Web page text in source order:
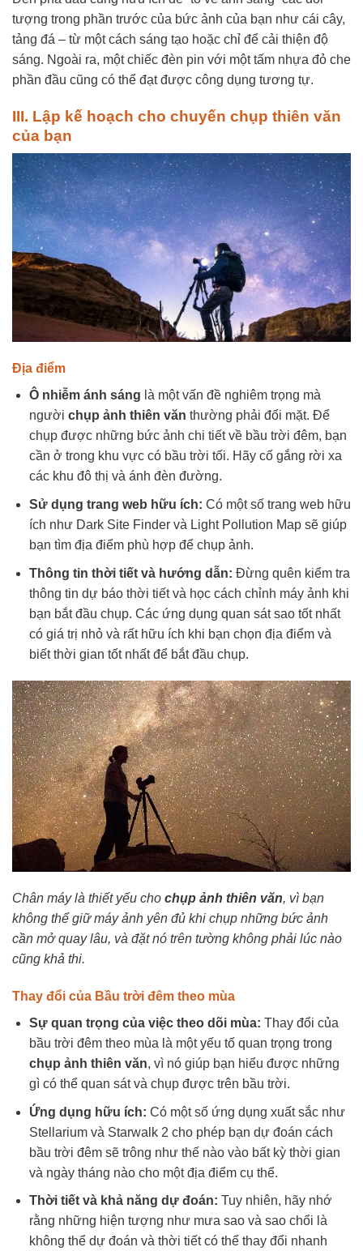
tượng trong phần trước của bức ảnh của bạn như cái cây,
tảng đá – từ một cách sáng tạo hoặc chỉ để cải thiện độ
sáng. Ngoài ra, một chiếc đèn pin với một tấm nhựa đỏ che
phần đầu cũng có thể đạt được công dụng tương tự.
III. Lập kế hoạch cho chuyến chụp thiên văn
của bạn
Địa điểm
Ô nhiễm ánh sáng là một vấn đề nghiêm trọng mà
người chụp ảnh thiên văn thường phải đối mặt. Để
chụp được những bức ảnh chi tiết về bầu trời đêm, bạn
cần ở trong khu vực có bầu trời tối. Hãy cố gắng rời xa
các khu đô thị và ánh đèn đường.
Sử dụng trang web hữu ích: Có một số trang web hữu
ích như Dark Site Finder và Light Pollution Map sẽ giúp
bạn tìm địa điểm phù hợp để chụp ảnh.
Thông tin thời tiết và hướng dẫn: Đừng quên kiểm tra
thông tin dự báo thời tiết và học cách chỉnh máy ảnh khi
bạn bắt đầu chụp. Các ứng dụng quan sát sao tốt nhất
có giá trị nhỏ và rất hữu ích khi bạn chọn địa điểm và
biết thời gian tốt nhất để bắt đầu chụp.
Chân máy là thiết yếu cho chụp ảnh thiên văn, vì bạn
không thể giữ máy ảnh yên đủ khi chụp những bức ảnh
cần mở quay lâu, và đặt nó trên tường không phải lúc nào
cũng khả thi.
Thay đổi của Bầu trời đêm theo mùa
Sự quan trọng của việc theo dõi mùa: Thay đổi của
bầu trời đêm theo mùa là một yếu tố quan trọng trong
chụp ảnh thiên văn, vì nó giúp bạn hiểu được những
gì có thể quan sát và chụp được trên bầu trời.
Ứng dụng hữu ích: Có một số ứng dụng xuất sắc như
Stellarium và Starwalk 2 cho phép bạn dự đoán cách
bầu trời đêm sẽ trông như thế nào vào bất kỳ thời gian
và ngày tháng nào cho một địa điểm cụ thể.
Thời tiết và khả năng dự đoán: Tuy nhiên, hãy nhớ
rằng những hiện tượng như mưa sao và sao chổi là
không thể dự đoán và thời tiết có thể thay đổi nhanh